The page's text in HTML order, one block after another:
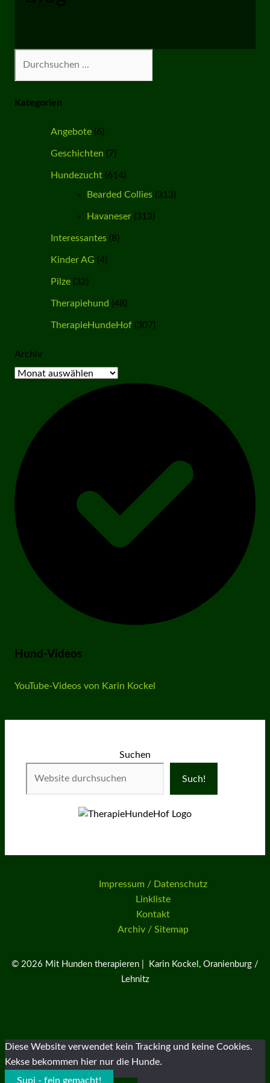
Kategorien
Angebote (6)
Geschichten (7)
Hundezucht (614)
Bearded Collies (313)
Havaneser (313)
Interessantes (8)
Kinder AG (4)
Pilze (32)
Therapiehund (48)
TherapieHundeHof (307)
Archiv
Hund-Videos
YouTube-Videos von Karin Kockel
Suchen
Such!
Impressum / Datenschutz
Linkliste
Kontakt
Archiv / Sitemap
© 2026 Mit Hunden therapieren | Karin Kockel, Oranienburg /
Lehnitz
Diese Website verwendet kein Tracking und keine Cookies.
Kekse bekommen hier nur die Hunde.
Supi - fein gemacht!